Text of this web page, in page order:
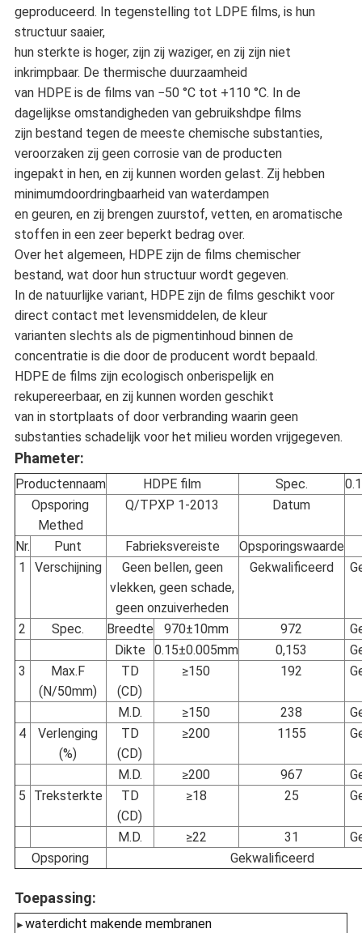
geproduceerd. In tegenstelling tot LDPE films, is hun
structuur saaier,
hun sterkte is hoger, zijn zij waziger, en zij zijn niet
inkrimpbaar. De thermische duurzaamheid
van HDPE is de films van −50 °C tot +110 °C. In de
dagelijkse omstandigheden van gebruikshdpe films
zijn bestand tegen de meeste chemische substanties,
veroorzaken zij geen corrosie van de producten
ingepakt in hen, en zij kunnen worden gelast. Zij hebben
minimumdoordringbaarheid van waterdampen
en geuren, en zij brengen zuurstof, vetten, en aromatische
stoffen in een zeer beperkt bedrag over.
Over het algemeen, HDPE zijn de films chemischer
bestand, wat door hun structuur wordt gegeven.
In de natuurlijke variant, HDPE zijn de films geschikt voor
direct contact met levensmiddelen, de kleur
varianten slechts als de pigmentinhoud binnen de
concentratie is die door de producent wordt bepaald.
HDPE de films zijn ecologisch onberispelijk en
rekupereerbaar, en zij kunnen worden geschikt
van in stortplaats of door verbranding waarin geen
substanties schadelijk voor het milieu worden vrijgegeven.
Phameter:
Productennaam HDPE film Spec.
Opsporing
Methed
Q/TPXP 1-2013 Datum
Nr. Punt Fabrieksvereiste
Opsporingswaarde
1
Verschijning
Geen bellen, geen
vlekken, geen schade,
geen onzuiverheden
Gekwalificeerd
2 Spec. Breedte 970±10mm 972
Dikte
0.15±0.005mm 0,153
3
Max.F
(N/50mm)
TD
(CD)
≥150 192
M.D. ≥150 238
4
Verlenging
(%)
TD
(CD)
≥200 1155
M.D. ≥200 967
5
Treksterkte
TD
(CD)
≥18 25
M.D. ≥22 31
Opsporing
Gekwalificeerd
Toepassing:
►waterdicht makende membranen